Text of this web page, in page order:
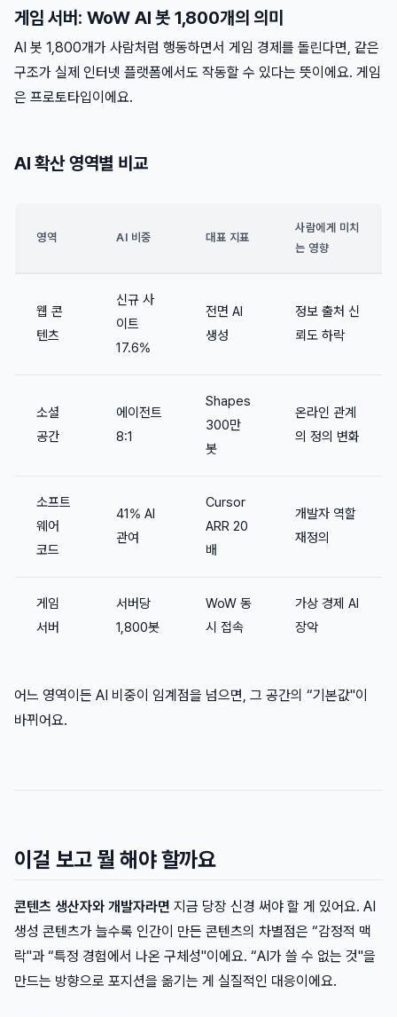
게임 서버: WoW AI 봇 1,800개의 의미
AI 봇 1,800개가 사람처럼 행동하면서 게임 경제를 돌린다면, 같은
구조가 실제 인터넷 플랫폼에서도 작동할 수 있다는 뜻이에요. 게임
은 프로토타입이에요.
AI 확산 영역별 비교
영역 AI 비중 대표 지표
사람에게 미치
는 영향
웹 콘
텐츠
신규 사
이트
17.6%
전면 AI
생성
정보 출처 신
뢰도 하락
소셜
공간
에이전트
8:1
Shapes
300만
봇
온라인 관계
의 정의 변화
소프트
웨어
코드
41% AI
관여
Cursor
ARR 20
배
개발자 역할
재정의
게임
서버
서버당
1,800봇
WoW 동
시 접속
가상 경제 AI
장악
어느 영역이든 AI 비중이 임계점을 넘으면, 그 공간의 “기본값"이
바뀌어요.
이걸 보고 뭘 해야 할까요
콘텐츠 생산자와 개발자라면 지금 당장 신경 써야 할 게 있어요. AI
생성 콘텐츠가 늘수록 인간이 만든 콘텐츠의 차별점은 “감정적 맥
락"과 “특정 경험에서 나온 구체성"이에요. “AI가 쓸 수 없는 것"을
만드는 방향으로 포지션을 옮기는 게 실질적인 대응이에요.